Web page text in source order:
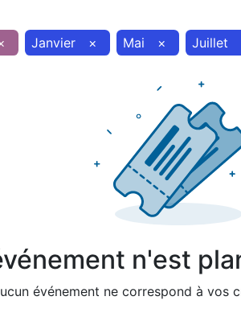
Janvier × Mai × Juillet
n'est
événement ne correspond à vos